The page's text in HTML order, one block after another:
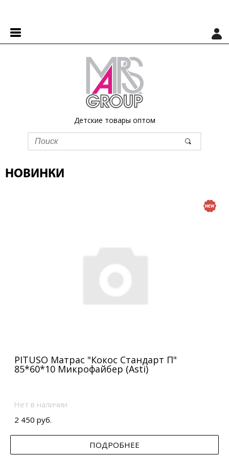
Детские товары оптом
НОВИНКИ
PITUSO Матрас "Кокос Стандарт П"
85*60*10 Микрофайбер (Asti)
Нет в наличии
2 450 руб.
ПОДРОБНЕЕ